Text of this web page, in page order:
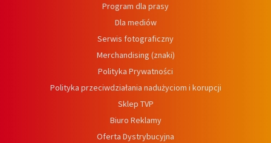
Program dla prasy
Dla mediów
Serwis fotograficzny
Merchandising (znaki)
Polityka Prywatności
Polityka przeciwdziałania nadużyciom i korupcji
Sklep TVP
Biuro Reklamy
Oferta Dystrybucyjna